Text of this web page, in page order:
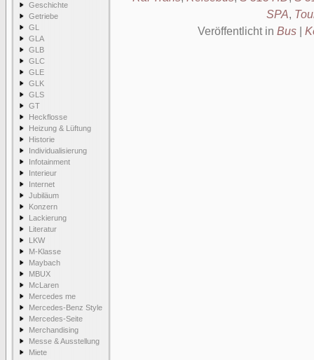
Geschichte
Getriebe
GL
GLA
GLB
GLC
GLE
GLK
GLS
GT
Heckflosse
Heizung & Lüftung
Historie
Individualisierung
Infotainment
Interieur
Internet
Jubiläum
Konzern
Lackierung
Literatur
LKW
M-Klasse
Maybach
MBUX
McLaren
Mercedes me
Mercedes-Benz Style
Mercedes-Seite
Merchandising
Messe & Ausstellung
Miete
SPA,
Veröffentlicht in Bus|